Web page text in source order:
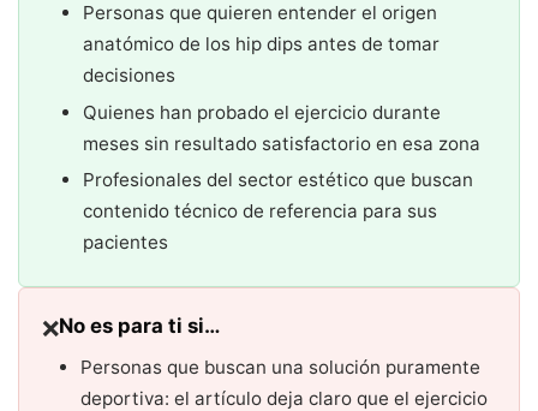
Personas que quieren entender el origen
anatómico de los hip dips antes de tomar
decisiones
Quienes han probado el ejercicio durante
meses sin resultado satisfactorio en esa zona
Profesionales del sector estético que buscan
contenido técnico de referencia para sus
pacientes
❌No es para ti si…
Personas que buscan una solución puramente
deportiva: el artículo deja claro que el ejercicio